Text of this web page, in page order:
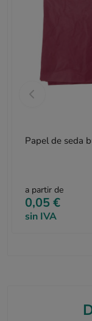
Papel de seda
a partir de
0,05 €
sin IVA